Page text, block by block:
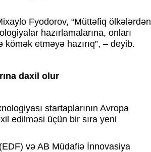
Fyodorov, “Müttəfiq ölkələrdən
hazırlamalarına, onları
etməyə hazırıq”, – deyib.
daxil olur
startaplarının Avropa
edilməsi üçün bir sıra yeni
və AB Müdafiə İnnovasiya